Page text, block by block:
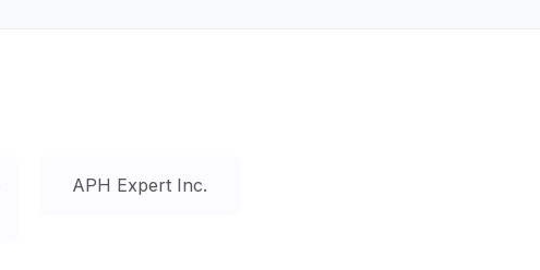
APH Expert Inc.